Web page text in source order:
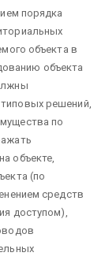
порядка
объекта в
объекта
решений,
по
объекте,
(по
средств
доступом),